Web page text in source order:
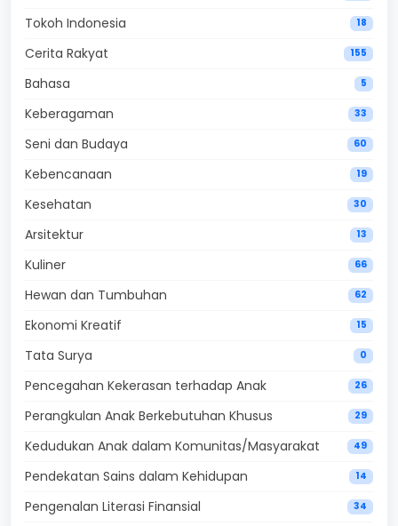
Tokoh Indonesia
18
Cerita Rakyat 155
Bahasa 5
Keberagaman 33
Seni dan Budaya 60
Kebencanaan 19
Kesehatan 30
Arsitektur 13
Kuliner 66
Hewan dan Tumbuhan 62
Ekonomi Kreatif 15
Tata Surya 0
Pencegahan Kekerasan terhadap Anak 26
Perangkulan Anak Berkebutuhan Khusus 29
Kedudukan Anak dalam Komunitas/Masyarakat 49
Pendekatan Sains dalam Kehidupan 14
Pengenalan Literasi Finansial 34